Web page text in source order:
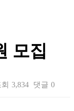
모집
3,834 댓글 0